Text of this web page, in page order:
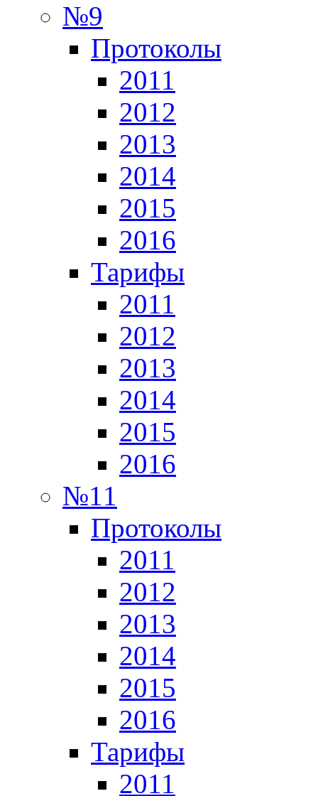
№9
Протоколы
2011
2012
2013
2014
2015
2016
Тарифы
2011
2012
2013
2014
2015
2016
№11
Протоколы
2011
2012
2013
2014
2015
2016
Тарифы
2011